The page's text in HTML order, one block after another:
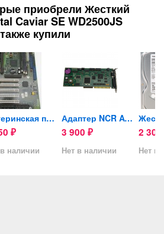
приобрели Жесткий
Caviar SE WD2500JS
купили
Материнская плата Fujitsu...
₽
наличии
Адаптер NCR ATM Self...
3 900 ₽
Нет в наличии
2 300
Нет в